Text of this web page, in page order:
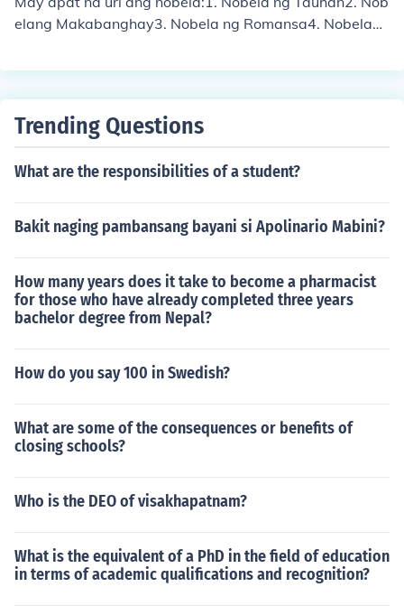
elang Makabanghay3. Nobela ng Romansa4. Nobelang
saysayan - binibigyang-diin ang kasaysayan o pangya
wili ng mga mambabasaNobelang Masining - paglalar
ri ang ikinawiwili ng mga mambabasaLayunin - mga la
aoNobelang Tauhan - binibigyang-diin sa nobelang ito
ang katauhan ng pangunahing tauhan, mga hangarin, k
gbabago - ukol sa mga pangyayari na nakakapagpab
ago ng ating buhay o sistema.
Trending Questions
What are the responsibilities of a student?
Bakit naging pambansang bayani si Apolinario Mabini?
How many years does it take to become a pharmacist
for those who have already completed three years
bachelor degree from Nepal?
How do you say 100 in Swedish?
What are some of the consequences or benefits of
closing schools?
Who is the DEO of visakhapatnam?
What is the equivalent of a PhD in the field of education
in terms of academic qualifications and recognition?